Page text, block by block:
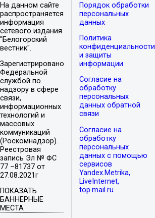
На данном сайте
распространяется
информация
сетевого издания
"Белогорский
вестник".
Зарегистрировано
Федеральной
службой по
надзору в сфере
связи,
информационных
технологий и
массовых
коммуникаций
(Роскомнадзор).
Реестровая
запись Эл № ФС
77 –81737 от
27.08.2021г
ПОКАЗАТЬ
БАННЕРНЫЕ
МЕСТА
Порядок обработки
персональных
данных
Политика
конфиденциальности
и защиты
информации
Согласие на
обработку
персональных
данных обратной
связи
Согласие на
обработку
персональных
данных с помощью
сервисов
Yandex.Metrika,
LiveInternet,
top.mail.ru